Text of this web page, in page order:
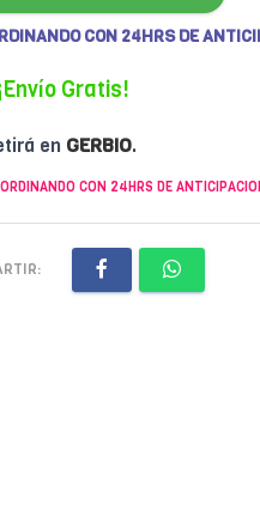
CON 24HRS DE
Gratis!
en GERBIO.
CON 24HRS DE